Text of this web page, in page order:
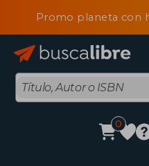
Promo planeta con
0